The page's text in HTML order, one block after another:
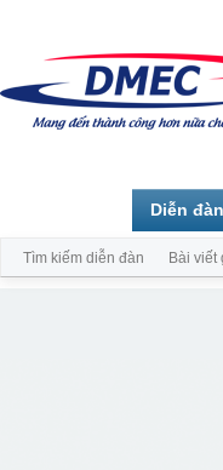
Diễn đàn
Tìm kiếm diễn đàn Bài viết